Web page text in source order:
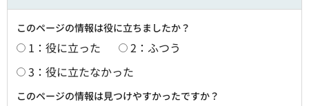
このページの情報は役に立ちましたか？
1：役に立った
2：ふつう
3：役に立たなかった
このページの情報は見つけやすかったですか？